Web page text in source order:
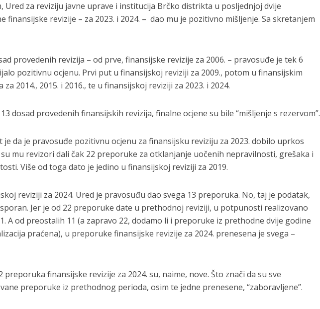
Ured za reviziju javne uprave i institucija Brčko distrikta u posljednjoj dvije
finansijske revizije – za 2023. i 2024. – dao mu je pozitivno mišljenje. Sa skretanjem
provedenih revizija – od prve, finansijske revizije za 2006. – pravosuđe je tek 6
pozitivnu ocjenu. Prvi put u finansijskoj reviziji za 2009., potom u finansijskim
za 2014., 2015. i 2016., te u finansijskoj reviziji za 2023. i 2024.
dosad provedenih finansijskih revizija, finalne ocjene su bile “mišljenje s rezervom”.
je da je pravosuđe pozitivnu ocjenu za finansijsku reviziju za 2023. dobilo uprkos
mu revizori dali čak 22 preporuke za otklanjanje uočenih nepravilnosti, grešaka i
Više od toga dato je jedino u finansijskoj reviziji za 2019.
reviziji za 2024. Ured je pravosuđu dao svega 13 preporuka. No, taj je podatak,
Jer je od 22 preporuke date u prethodnoj reviziji, u potpunosti realizovano
A od preostalih 11 (a zapravo 22, dodamo li i preporuke iz prethodne dvije godine
praćena), u preporuke finansijske revizije za 2024. prenesena je svega –
preporuka finansijske revizije za 2024. su, naime, nove. Što znači da su sve
preporuke iz prethodnog perioda, osim te jedne prenesene, “zaboravljene”.